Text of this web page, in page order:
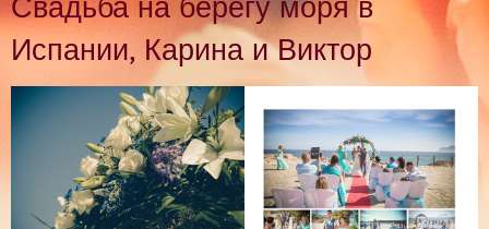
Свадьба на берегу моря в
Испании, Карина и Виктор